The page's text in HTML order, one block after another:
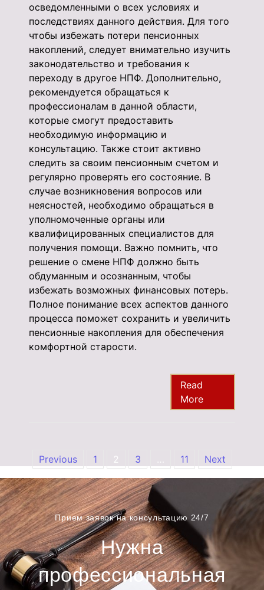
осведомленными о всех условиях и
последствиях данного действия. Для того
чтобы избежать потери пенсионных
накоплений, следует внимательно изучить
законодательство и требования к
переходу в другое НПФ. Дополнительно,
рекомендуется обращаться к
профессионалам в данной области,
которые смогут предоставить
необходимую информацию и
консультацию. Также стоит активно
следить за своим пенсионным счетом и
регулярно проверять его состояние. В
случае возникновения вопросов или
неясностей, необходимо обращаться в
уполномоченные органы или
квалифицированных специалистов для
получения помощи. Важно помнить, что
решение о смене НПФ должно быть
обдуманным и осознанным, чтобы
избежать возможных финансовых потерь.
Полное понимание всех аспектов данного
процесса поможет сохранить и увеличить
пенсионные накопления для обеспечения
комфортной старости.
Read
More
Previous 1 2 3 … 11 Next
Прием заявок на консультацию 24/7
Нужна
профессиональная